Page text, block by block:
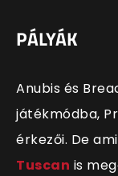
PÁLYÁK
Anubis és
játékmódba,
érkezői. De
Tuscan is